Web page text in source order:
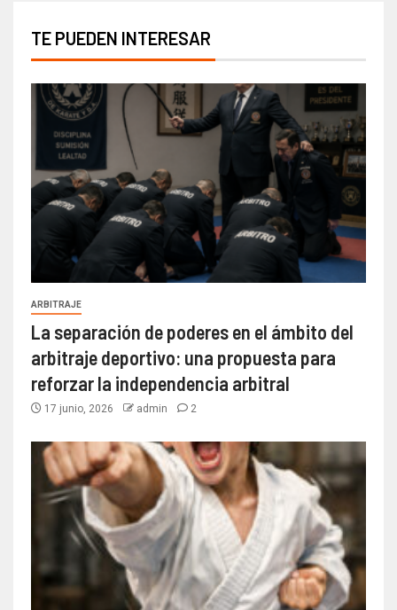
TE PUEDEN INTERESAR
ARBITRAJE
La separación de poderes en el ámbito del
arbitraje deportivo: una propuesta para
reforzar la independencia arbitral
17 junio, 2026 admin 2